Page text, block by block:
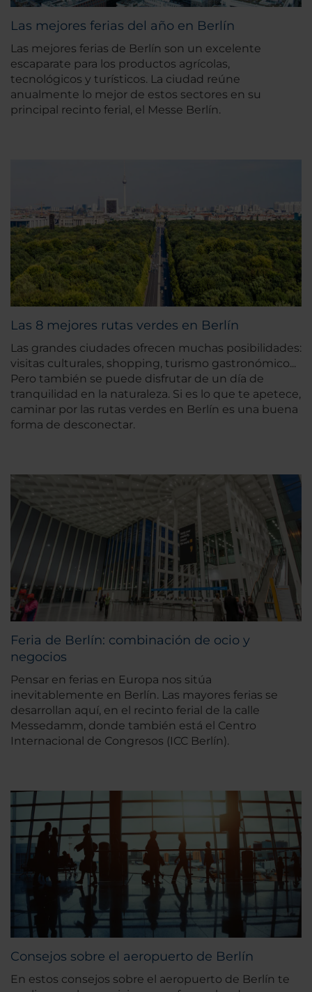
Las mejores ferias del año en Berlín
Las mejores ferias de Berlín son un excelente
escaparate para los productos agrícolas,
tecnológicos y turísticos. La ciudad reúne
anualmente lo mejor de estos sectores en su
principal recinto ferial, el Messe Berlín.
Las 8 mejores rutas verdes en Berlín
Las grandes ciudades ofrecen muchas posibilidades:
visitas culturales, shopping, turismo gastronómico...
Pero también se puede disfrutar de un día de
tranquilidad en la naturaleza. Si es lo que te apetece,
caminar por las rutas verdes en Berlín es una buena
forma de desconectar.
Feria de Berlín: combinación de ocio y
negocios
Pensar en ferias en Europa nos sitúa
inevitablemente en Berlín. Las mayores ferias se
desarrollan aquí, en el recinto ferial de la calle
Messedamm, donde también está el Centro
Internacional de Congresos (ICC Berlín).
Consejos sobre el aeropuerto de Berlín
En estos consejos sobre el aeropuerto de Berlín te